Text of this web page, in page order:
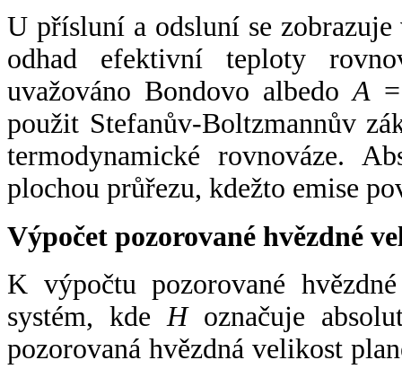
U přísluní a odsluní se
odhad efektivní teploty
uvažováno Bondovo albedoA
použit Stefanův-Boltzmannův
termodynamické rovnováze.
plochou průřezu, kdežto emise
Výpočet pozorované hvězdné
K výpočtu pozorované
systém, kde Hoznačuje
pozorovaná hvězdná velikost